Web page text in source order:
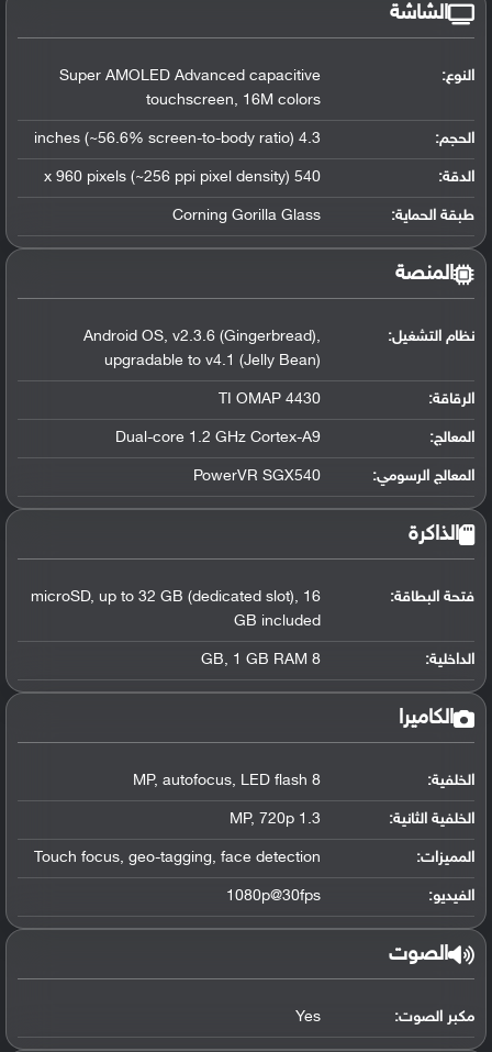
الشاشة
النوع:
Super AMOLED Advanced capacitive
touchscreen, 16M colors
الحجم: 4.3 inches (~56.6% screen-to-body ratio)
الدقة: 540 x 960 pixels (~256 ppi pixel density)
طبقة الحماية: Corning Gorilla Glass
المنصة
نظام التشغيل:
Android OS, v2.3.6 (Gingerbread),
upgradable to v4.1 (Jelly Bean)
الرقاقة:
TI OMAP 4430
المعالج:
Dual-core 1.2 GHz Cortex-A9
المعالج الرسومي:
PowerVR SGX540
الذاكرة
فتحة البطاقة:
microSD, up to 32 GB (dedicated slot), 16
GB included
الداخلية: 8 GB, 1 GB RAM
الكاميرا
الخلفية: 8 MP, autofocus, LED flash
الخلفية الثانية: 1.3 MP, 720p
المميزات: Touch focus, geo-tagging, face detection
الفيديو: 1080p@30fps
الصوت
مكبر الصوت: Yes